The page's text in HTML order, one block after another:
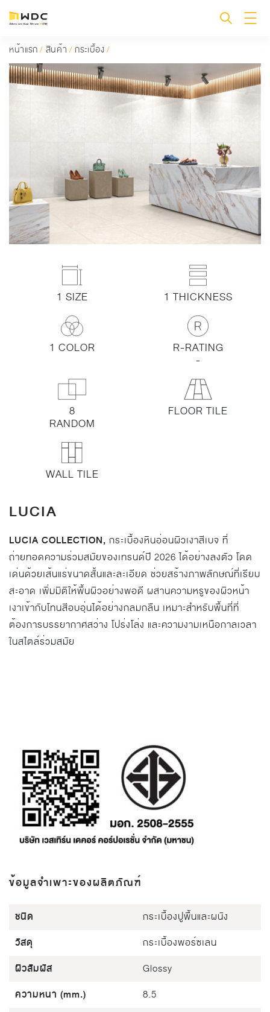
หน้าแรก/ สินค้า /กระเบื้อง/
1 SIZE 1 THICKNESS
1 COLOR R-RATING
-
8
RANDOM
FLOOR TILE
WALL TILE
LUCIA
LUCIA COLLECTION, กระเบื้องหินอ่อนผิวเงาสีเบจ ที่
ถ่ายทอดความร่วมสมัยของเทรนด์ปี 2026 ได้อย่างลงตัว โดด
เด่นด้วยเส้นแร่ขนาดสั้นและละเอียด ช่วยสร้างภาพลักษณ์ที่เรียบ
สะอาด เพิ่มมิติให้พื้นผิวอย่างพอดี ผสานความหรูของผิวหน้า
เงาเข้ากับโทนสีอบอุ่นได้อย่างกลมกลืน เหมาะสำหรับพื้นที่ที่
ต้องการบรรยากาศสว่าง โปร่งโล่ง และความงามเหนือกาลเวลา
ในสไตล์ร่วมสมัย
ข้อมูลจำเพาะของผลิตภัณฑ์
ชนิด กระเบื้องปูพื้นและผนัง
วัสดุ กระเบื้องพอร์ซเลน
ผิวสัมผัส Glossy
ความหนา (mm.) 8.5